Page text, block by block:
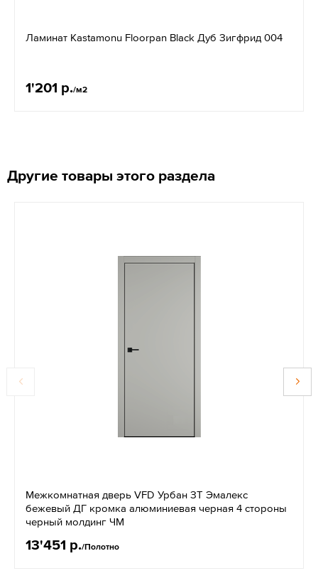
Ламинат Kastamonu Floorpan Black Дуб Зигфрид 004
1'201 р./м2
Другие товары этого раздела
Межкомнатная дверь VFD Урбан ЗТ Эмалекс
бежевый ДГ кромка алюминиевая черная 4 стороны
черный молдинг ЧМ
13'451 р./Полотно